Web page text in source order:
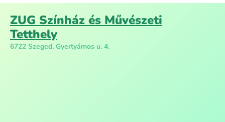
ZUG Színház és Művészeti
Tetthely
6722 Szeged, Gyertyámos u. 4.